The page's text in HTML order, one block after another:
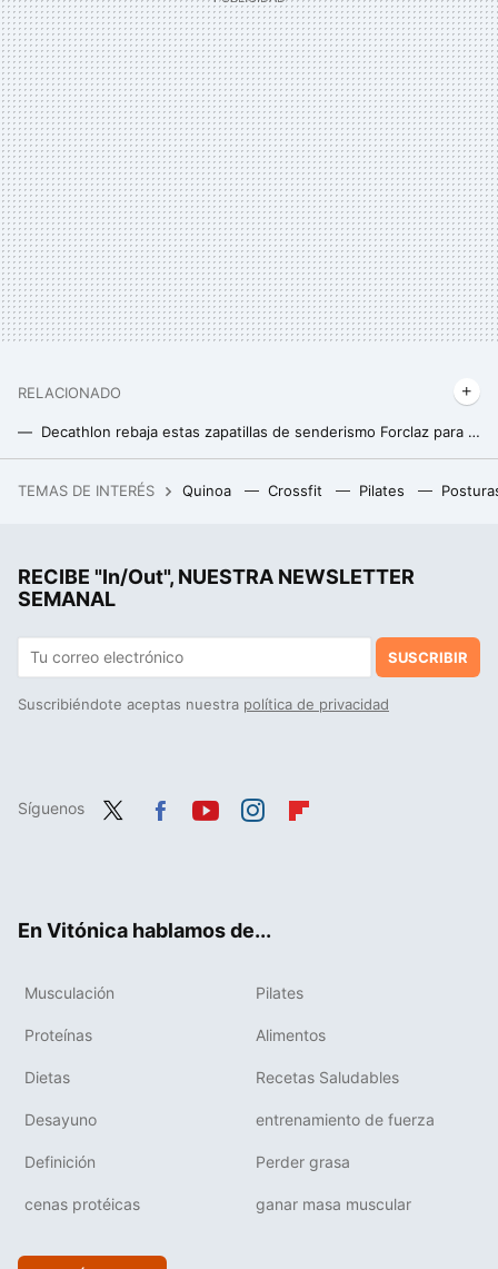
RELACIONADO
Decathlon rebaja estas zapatillas de senderismo Forclaz para disfrutar de la montaña este otoño
TEMAS DE INTERÉS Quinoa Crossfit Pilates
RECIBE "In/Out", NUESTRA NEWSLETTER
SEMANAL
SUSCRIBIR
Suscribiéndote aceptas nuestra política de privacidad
Síguenos
En Vitónica hablamos de...
Musculación Pilates
Proteínas Alimentos
Dietas Recetas Saludables
Desayuno entrenamiento de fuerza
Definición Perder grasa
cenas protéicas ganar masa muscular